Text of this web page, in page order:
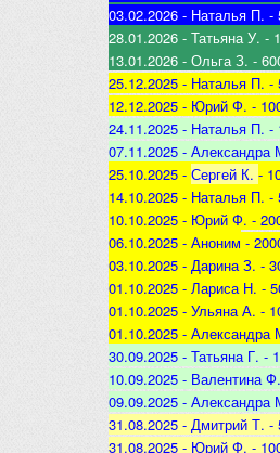
03.02.2026 - Наталья П. -
28.01.2026 - Татьяна У. -
13.01.2026 - ОльгаЗ. -
25.12.2025 - Наталья П. -
12.12.2025 - Юрий Ф. -
24.11.2025 - Наталья П. -
07.11.2025 - Александра
25.10.2025 - Сергей К. -
14.10.2025 - Наталья П. -
10.10.2025 - Юрий Ф. -
06.10.2025 - Аноним -
03.10.2025 - Дарина З. -
01.10.2025 - Лариса Н. -
01.10.2025 - Ульяна А. -
01.10.2025 - Александра
30.09.2025 - Татьяна Г. -
10.09.2025 - Валентина
09.09.2025 - Александра
31.08.2025 - Дмитрий Т. -
31.08.2025 - Юрий Ф. -